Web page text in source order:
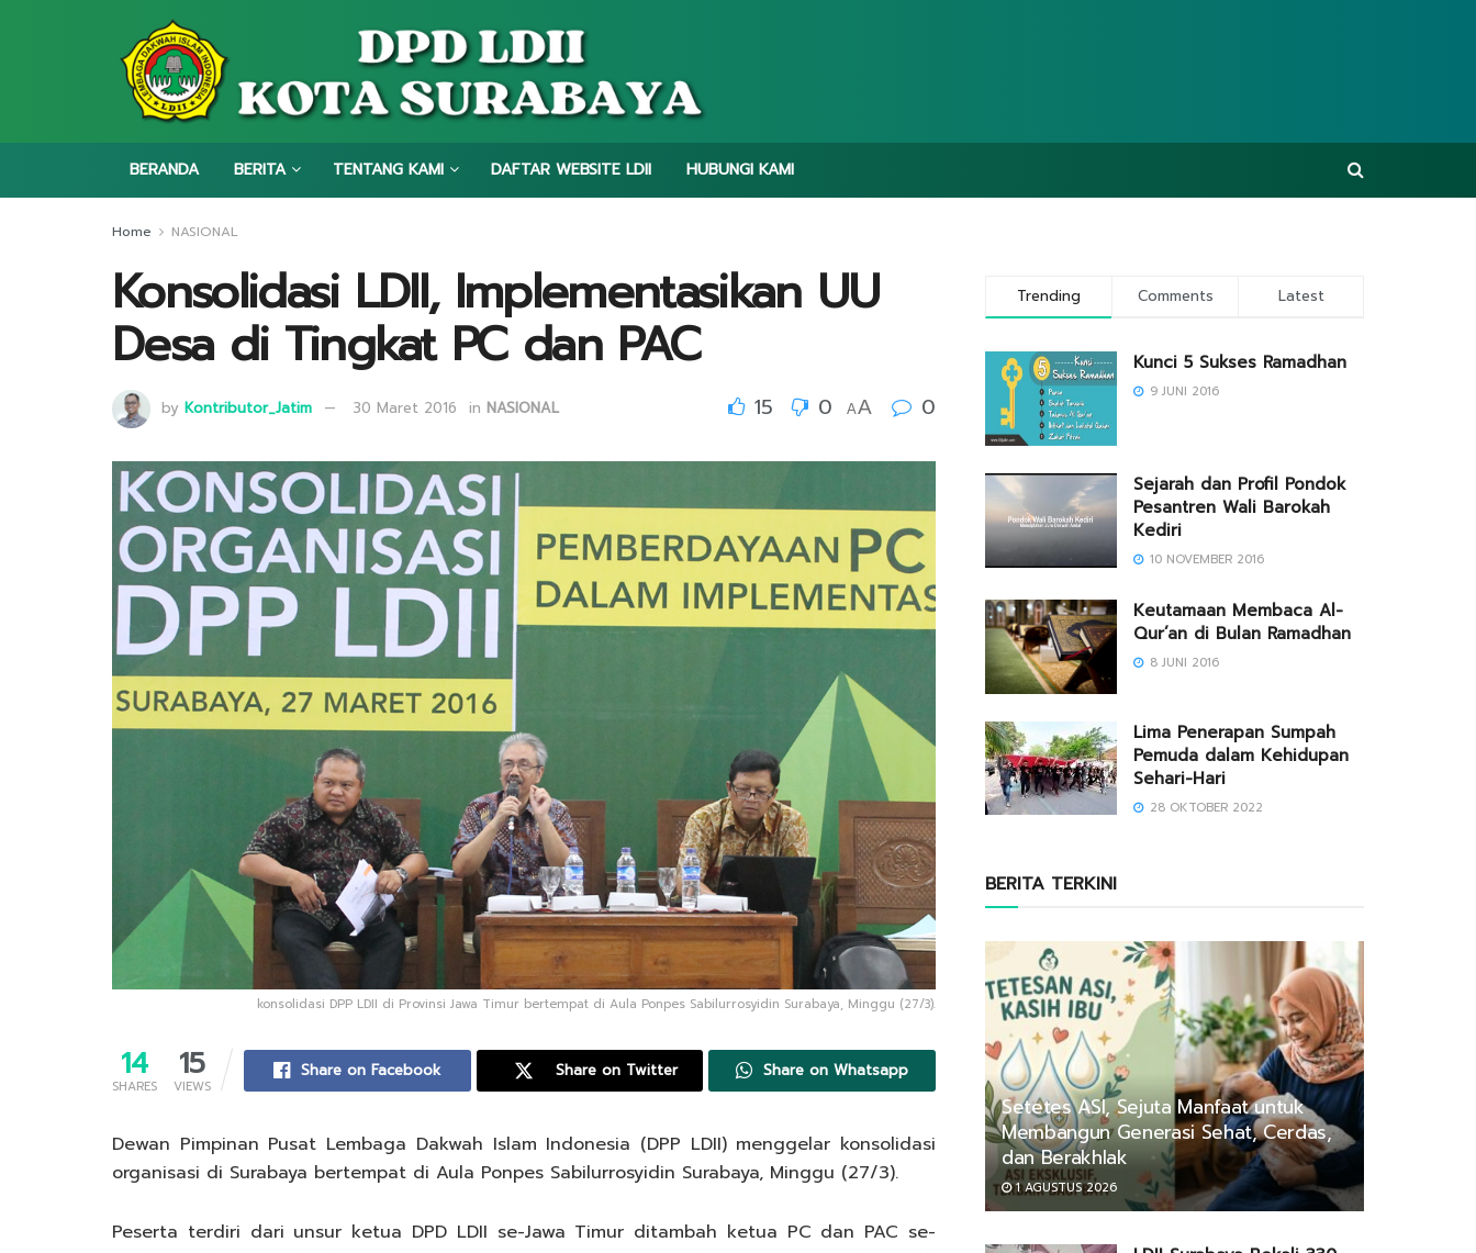
BERANDA BERITA TENTANG KAMI DAFTAR WEBSITE LDII HUBUNGI KAMI
Home NASIONAL
Konsolidasi LDII, Implementasikan UU
Desa di Tingkat PC dan PAC
by Kontributor_Jatim 30 Maret 2016 in NASIONAL 15 0 AA 0
konsolidasi DPP LDII di Provinsi Jawa Timur bertempat di Aula Ponpes Sabilurrosyidin Surabaya, Minggu (27/3).
14
SHARES
15
VIEWS
Share on Facebook Share on Twitter Share on Whatsapp
Dewan Pimpinan Pusat Lembaga Dakwah Islam Indonesia (DPP LDII) menggelar konsolidasi
organisasi di Surabaya bertempat di Aula Ponpes Sabilurrosyidin Surabaya, Minggu (27/3).
Peserta terdiri dari unsur ketua DPD LDII se-Jawa Timur ditambah ketua PC dan PAC se-
Trending Comments Latest
Kunci 5 Sukses Ramadhan
9 JUNI 2016
Sejarah dan Profil Pondok
Pesantren Wali Barokah
Kediri
10 NOVEMBER 2016
Keutamaan Membaca Al-
Qur’an di Bulan Ramadhan
8 JUNI 2016
Lima Penerapan Sumpah
Pemuda dalam Kehidupan
Sehari-Hari
28 OKTOBER 2022
BERITA TERKINI
Setetes ASI, Sejuta Manfaat untuk
Membangun Generasi Sehat, Cerdas,
dan Berakhlak
1 AGUSTUS 2026